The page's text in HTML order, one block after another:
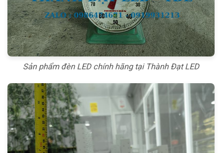
Sản phẩm đèn LED chính hãng tại Thành Đạt LED